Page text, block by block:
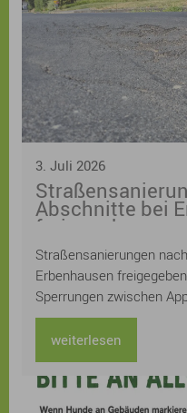
3. Juli 2026
Abschnitte bei
freigegeben,
Sperrungen
Appenrod/
Straßensanierungen
Erbenhausen
Sperrungen zwischen
Maulbach
weiterlesen